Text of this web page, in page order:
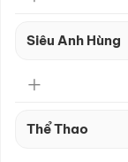
Siêu Anh Hùng
Thể Thao